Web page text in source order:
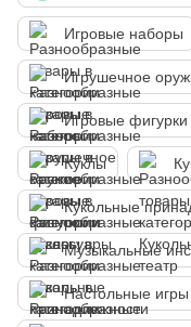
Игровые наборы
Игрушечное
Игровые
Куклы
Кукольные
Музыкальные
Настольные игры